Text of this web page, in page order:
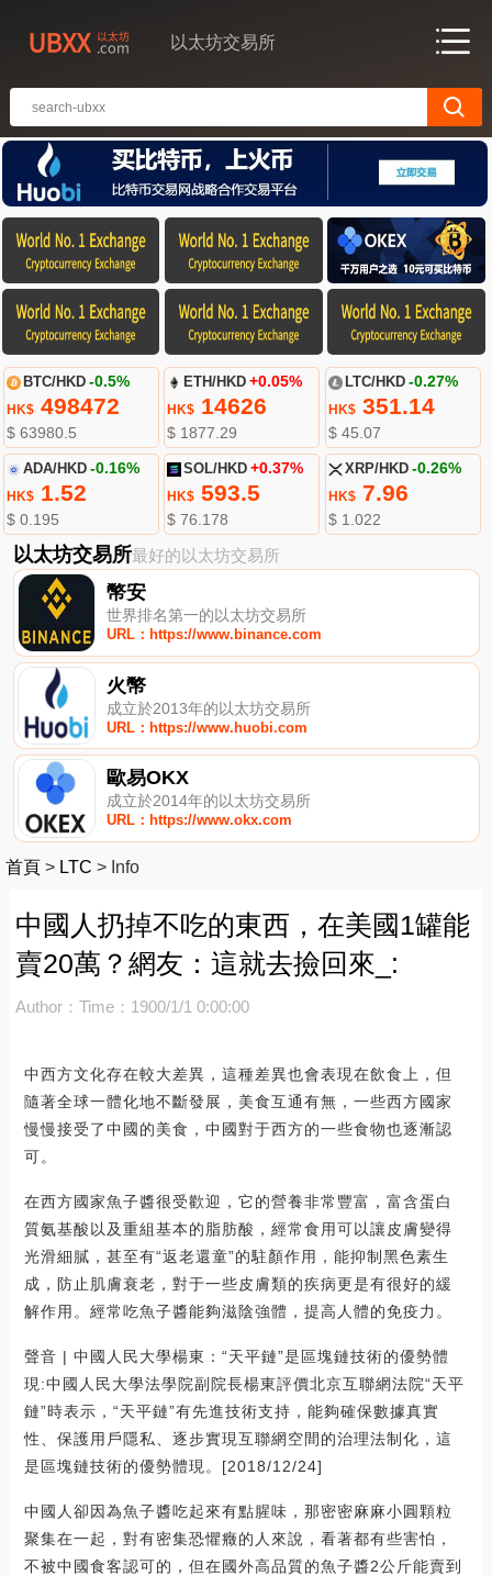
以太坊交易所
BTC/HKD -0.5%
HK$498472
$ 63980.5
ETH/HKD +0.05%
HK$ 14626
$ 1877.29
LTC/HKD -0.27%
HK$351.14
$ 45.07
ADA/HKD -0.16%
HK$1.52
$ 0.195
SOL/HKD +0.37%
HK$ 593.5
$ 76.178
XRP/HKD -0.26%
HK$7.96
$ 1.022
以太坊交易所最好的以太坊交易所
幣安
世界排名第一的以太坊交易所
URL：https://www.binance.com
火幣
成立於2013年的以太坊交易所
URL：https://www.huobi.com
歐易OKX
成立於2014年的以太坊交易所
URL：https://www.okx.com
首頁 > LTC > Info
中國人扔掉不吃的東西，在美國1罐能
賣20萬？網友：這就去撿回來_:
Author： Time：1900/1/1 0:00:00
中西方文化存在較大差異，這種差異也會表現在飲食上，但
隨著全球一體化地不斷發展，美食互通有無，一些西方國家
慢慢接受了中國的美食，中國對于西方的一些食物也逐漸認
可。
在西方國家魚子醬很受歡迎，它的營養非常豐富，富含蛋白
質氨基酸以及重組基本的脂肪酸，經常食用可以讓皮膚變得
光滑細膩，甚至有“返老還童”的駐顏作用，能抑制黑色素生
成，防止肌膚衰老，對于一些皮膚類的疾病更是有很好的緩
解作用。經常吃魚子醬能夠滋陰強體，提高人體的免疫力。
聲音 | 中國人民大學楊東：“天平鏈”是區塊鏈技術的優勢體
現:中國人民大學法學院副院長楊東評價北京互聯網法院“天平
鏈”時表示，“天平鏈”有先進技術支持，能夠確保數據真實
性、保護用戶隱私、逐步實現互聯網空間的治理法制化，這
是區塊鏈技術的優勢體現。[2018/12/24]
中國人卻因為魚子醬吃起來有點腥味，那密密麻麻小圓顆粒
聚集在一起，對有密集恐懼癥的人來說，看著都有些害怕，
不被中國食客認可的，但在國外高品質的魚子醬2公斤能賣到